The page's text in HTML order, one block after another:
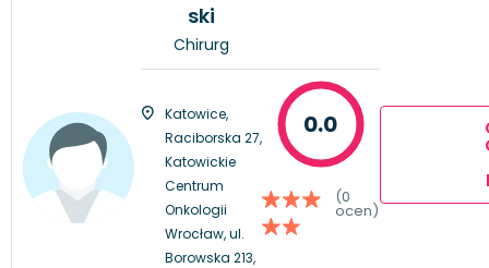
ski
Chirurg
Katowice,
Raciborska 27,
Katowickie
Centrum
Onkologii
Wrocław, ul.
Borowska 213,
0.0
(0
ocen)